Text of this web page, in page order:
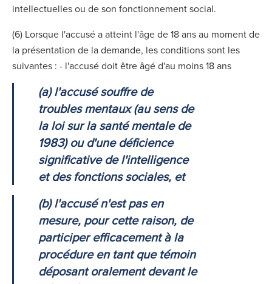
intellectuelles ou de son fonctionnement social.
(6) Lorsque l'accusé a atteint l'âge de 18 ans au moment de
la présentation de la demande, les conditions sont les
suivantes : - l'accusé doit être âgé d'au moins 18 ans
(a) l'accusé souffre de
troubles mentaux (au sens de
la loi sur la santé mentale de
1983) ou d'une déficience
significative de l'intelligence
et des fonctions sociales, et
(b) l'accusé n'est pas en
mesure, pour cette raison, de
participer efficacement à la
procédure en tant que témoin
déposant oralement devant le